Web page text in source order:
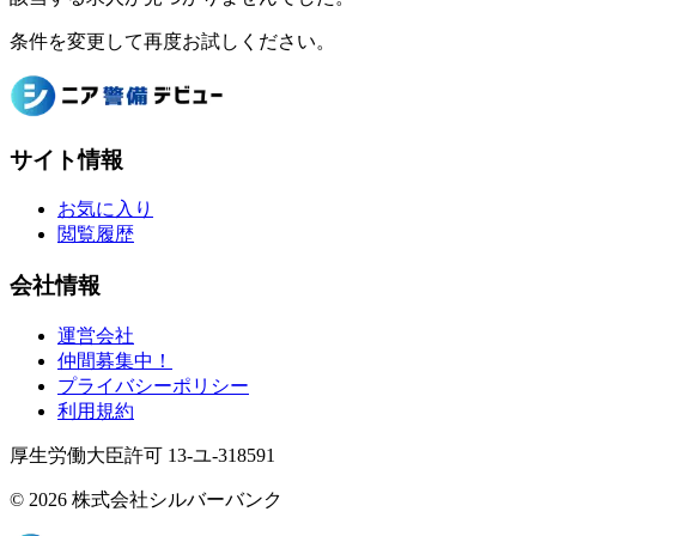
条件を変更して再度お試しください。
サイト情報
お気に入り
閲覧履歴
会社情報
運営会社
仲間募集中！
プライバシーポリシー
利用規約
厚生労働大臣許可 13-ユ-318591
© 2026 株式会社シルバーバンク